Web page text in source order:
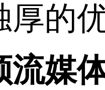
厚的
流媒